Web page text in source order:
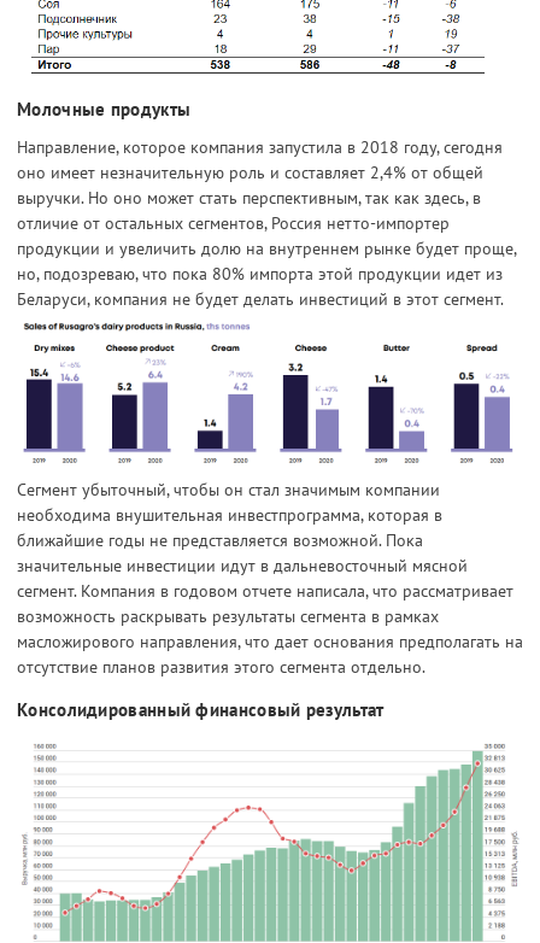
Молочные продукты
Направление, которое компания запустила в 2018 году, сегодня
оно имеет незначительную роль и составляет 2,4% от общей
выручки. Но оно может стать перспективным, так как здесь, в
отличие от остальных сегментов, Россия нетто-импортер
продукции и увеличить долю на внутреннем рынке будет проще,
но, подозреваю, что пока 80% импорта этой продукции идет из
Беларуси, компания не будет делать инвестиций в этот сегмент.
Сегмент убыточный, чтобы он стал значимым компании
необходима внушительная инвестпрограмма, которая в
ближайшие годы не представляется возможной. Пока
значительные инвестиции идут в дальневосточный мясной
сегмент. Компания в годовом отчете написала, что рассматривает
возможность раскрывать результаты сегмента в рамках
масложирового направления, что дает основания предполагать на
отсутствие планов развития этого сегмента отдельно.
Консолидированный финансовый результат